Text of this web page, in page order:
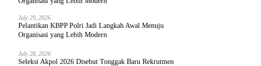
July 29, 2026
Pelantikan KBPP Polri Jadi Langkah Awal Menuju
Organisasi yang Lebih Modern
July 28, 2026
Seleksi Akpol 2026 Disebut Tonggak Baru Rekrutmen